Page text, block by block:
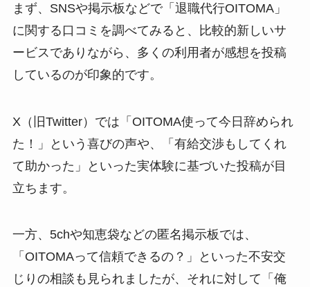
まず、SNSや掲示板などで「退職代行OITOMA」
に関する口コミを調べてみると、比較的新しいサ
ービスでありながら、多くの利用者が感想を投稿
しているのが印象的です。
X（旧Twitter）では「OITOMA使って今日辞められ
た！」という喜びの声や、「有給交渉もしてくれ
て助かった」といった実体験に基づいた投稿が目
立ちます。
一方、5chや知恵袋などの匿名掲示板では、
「OITOMAって信頼できるの？」といった不安交
じりの相談も見られましたが、それに対して「俺